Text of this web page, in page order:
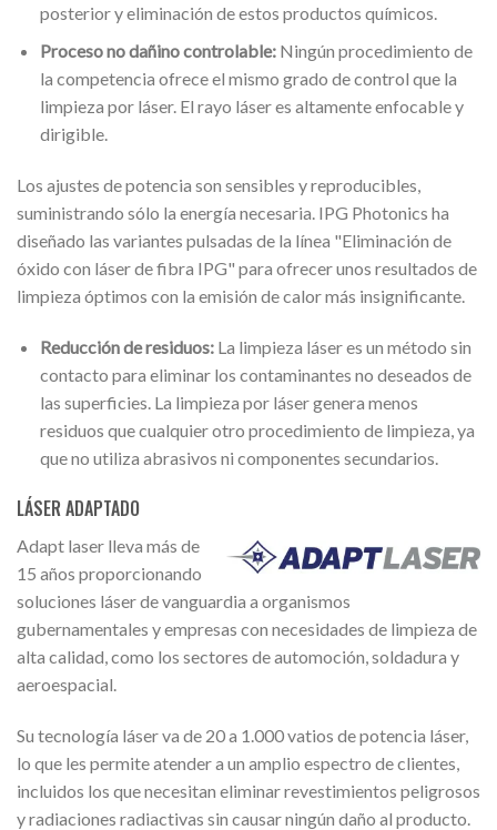
posterior y eliminación de estos productos químicos.
Proceso no dañino controlable:Ningún procedimiento de
la competencia ofrece el mismo grado de control que la
limpieza por láser. El rayo láser es altamente enfocable y
dirigible.
Los ajustes de potencia son sensibles y reproducibles,
suministrando sólo la energía necesaria. IPG Photonics ha
diseñado las variantes pulsadas de la línea "Eliminación de
óxido con láser de fibra IPG" para ofrecer unos resultados de
limpieza óptimos con la emisión de calor más insignificante.
Reducción de residuos:La limpieza láser es un método sin
contacto para eliminar los contaminantes no deseados de
las superficies. La limpieza por láser genera menos
residuos que cualquier otro procedimiento de limpieza, ya
que no utiliza abrasivos ni componentes secundarios.
LÁSER ADAPTADO
Adapt laser lleva más de
15 años proporcionando
soluciones láser de vanguardia a organismos
gubernamentales y empresas con necesidades de limpieza de
alta calidad, como los sectores de automoción, soldadura y
aeroespacial.
Su tecnología láser va de 20 a 1.000 vatios de potencia láser,
lo que les permite atender a un amplio espectro de clientes,
incluidos los que necesitan eliminar revestimientos peligrosos
y radiaciones radiactivas sin causar ningún daño al producto.